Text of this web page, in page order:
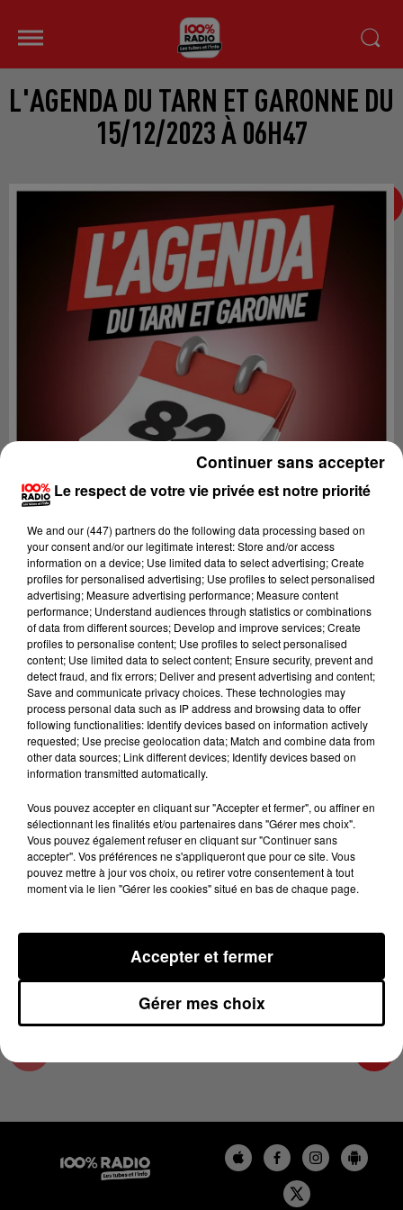
L'AGENDA DU TARN ET GARONNE DU
15/12/2023 À 06H47
Lecture (1 min 15 sec)
100%
100% Radio l'agenda du Tarn et Garonne
15 décembre 2023 - 1 min 15 sec
L'AGENDA DU TARN ET GARONNE DU
15/12/2023 À 06H47
L'agenda du Tarn et Garonne
Le respect de votre vie privée est notre priorité
We and our (447) partnersdo the following data processing based on
your consent and/or our legitimate interest: Store and/or access
information on a device; Use limited data to select advertising; Create
profiles for personalised advertising; Use profiles to select personalised
advertising; Measure advertising performance; Measure content
performance; Understand audiences through statistics or combinations
of data from different sources; Develop and improve services; Create
profiles to personalise content; Use profiles to select personalised
content; Use limited data to select content; Ensure security, prevent and
detect fraud, and fix errors; Deliver and present advertising and content;
Save and communicate privacy choices. These technologies may
process personal data such as IP address and browsing data to offer
following functionalities: Identify devices based on information actively
requested; Use precise geolocation data; Match and combine data from
other data sources; Link different devices; Identify devices based on
information transmitted automatically.
Vous pouvez accepter en cliquant sur "Accepter et fermer", ou affiner en
sélectionnant les finalités et/ou partenaires dans "Gérer mes choix".
Vous pouvez également refuser en cliquant sur "Continuer sans
accepter". Vos préférences ne s'appliqueront que pour ce site. Vous
pouvez mettre à jour vos choix, ou retirer votre consentement à tout
moment via le lien "Gérer les cookies" situé en bas de chaque page.
Gérer mes choix
Accepter et fermer
Continuer sans accepter